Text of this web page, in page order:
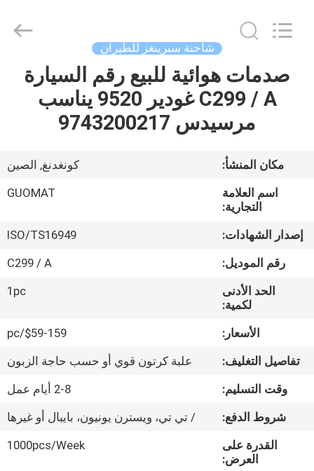
الصفحة
الرئيسية
معلومات
جولة
مراقبة
الجودة
اتصل
Reserved.
شاحنة سبرينغز للطيران
صدمات هوائية للبيع رقم السيارة
C299 / A غودير 9520 يناسب
مرسيدس 9743200217
مكان المنشأ:
كونغدنغ, الصين
اسم العلامة
التجارية:
GUOMAT
إصدار الشهادات:
ISO/TS16949
رقم الموديل:
C299 / A
الحد الأدنى
لكمية:
1pc
الأسعار:
$59-159/pc
تفاصيل التغليف:
علبة كرتون قوي أو حسب حاجة الزبون
وقت التسليم:
2-8 أيام عمل
شروط الدفع:
/ تي تي، ويسترن يونيون، بايبال أو غيرها
القدرة على
العرض:
1000pcs/Week